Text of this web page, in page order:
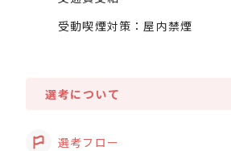
受動喫煙対策：屋内禁煙
選考について
選考フロー